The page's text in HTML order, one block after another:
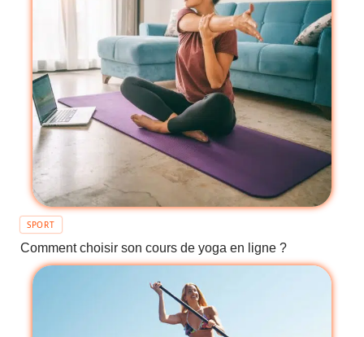
SPORT
Comment choisir son cours de yoga en ligne ?